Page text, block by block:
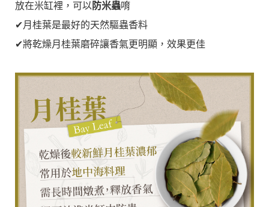
放在米缸裡，可以 防米蟲唷
✔月桂葉是最好的天然驅蟲香料
✔將乾燥月桂葉磨碎讓香氣更明顯，效果更佳